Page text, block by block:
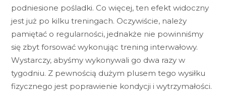
podniesione pośladki. Co więcej, ten efekt widoczny
jest już po kilku treningach. Oczywiście, należy
pamiętać o regularności, jednakże nie powinniśmy
się zbyt forsować wykonując trening interwałowy.
Wystarczy, abyśmy wykonywali go dwa razy w
tygodniu. Z pewnością dużym plusem tego wysiłku
fizycznego jest poprawienie kondycji i wytrzymałości.